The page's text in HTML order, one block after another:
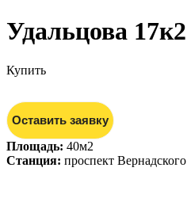
Удальцова 17к2
Купить
Оставить заявку
Площадь: 40м2
Станция: проспект Вернадского